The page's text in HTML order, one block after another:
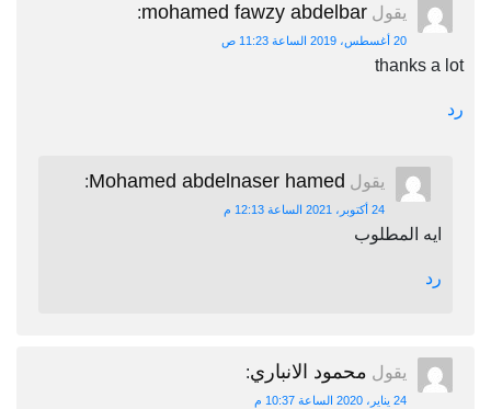
يقول mohamed fawzy abdelbar
:
20 أغسطس، 2019 الساعة 11:23 ص
thanks a lot
رد
يقول Mohamed abdelnaser hamed
:
24 أكتوبر، 2021 الساعة 12:13 م
ايه المطلوب
رد
يقول محمود الانباري:
24 يناير، 2020 الساعة 10:37 م